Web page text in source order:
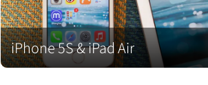
iPhone 5S & iPad Air